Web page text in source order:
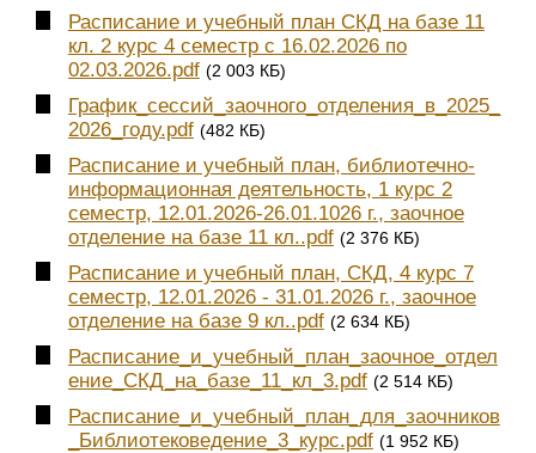
Расписание и учебный план СКД на базе 11
кл. 2 курс 4 семестр с 16.02.2026 по
02.03.2026.pdf (2 003 КБ)
График_сессий_заочного_отделения_в_2025_
2026_году.pdf (482 КБ)
Расписание и учебный план, библиотечно-
информационная деятельность, 1 курс 2
семестр, 12.01.2026-26.01.1026 г., заочное
отделение на базе 11 кл..pdf (2 376 КБ)
Расписание и учебный план, СКД, 4 курс 7
семестр, 12.01.2026 - 31.01.2026 г., заочное
отделение на базе 9 кл..pdf (2 634 КБ)
Расписание_и_учебный_план_заочное_отдел
ение_СКД_на_базе_11_кл_3.pdf (2 514 КБ)
Расписание_и_учебный_план_для_заочников
_Библиотековедение_3_курс.pdf (1 952 КБ)